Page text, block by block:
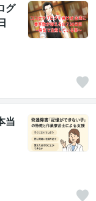
グ
当